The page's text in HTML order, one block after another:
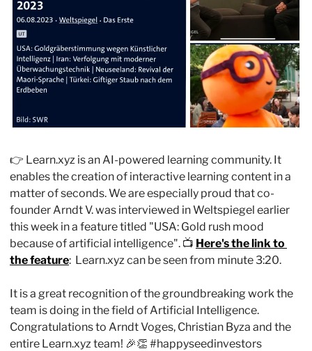
👉 Learn.xyz is an AI-powered learning community. It
enables the creation of interactive learning content in a
matter of seconds. We are especially proud that co-
founder Arndt V. was interviewed in Weltspiegel earlier
this week in a feature titled "USA: Gold rush mood
because of artificial intelligence". 📺 Here's the link to
the feature:  Learn.xyz can be seen from minute 3:20.
It is a great recognition of the groundbreaking work the
team is doing in the field of Artificial Intelligence.
Congratulations to Arndt Voges, Christian Byza and the
entire Learn.xyz team! 🎉👏 #happyseedinvestors